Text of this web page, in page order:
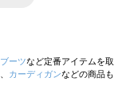
ーツなど定番アイテムを取
カーディガンなどの商品も